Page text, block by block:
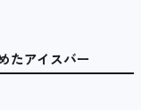
たアイスバー